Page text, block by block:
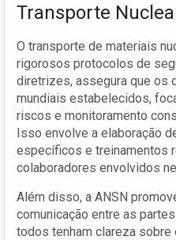
Transporte
O transporte de materiais
rigorosos protocolos de
diretrizes, assegura que os
mundiais estabelecidos,
riscos e monitoramento
Isso envolve a elaboração
específicos e treinamentos
colaboradores envolvidos
Além disso, a ANSN
comunicação entre as
todos tenham clareza